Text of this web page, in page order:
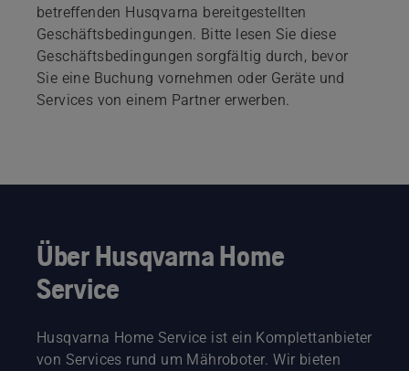
betreffenden Husqvarna bereitgestellten
Geschäftsbedingungen. Bitte lesen Sie diese
Geschäftsbedingungen sorgfältig durch, bevor
Sie eine Buchung vornehmen oder Geräte und
Services von einem Partner erwerben.
Über Husqvarna Home
Service
Husqvarna Home Service ist ein Komplettanbieter
von Services rund um Mähroboter. Wir bieten